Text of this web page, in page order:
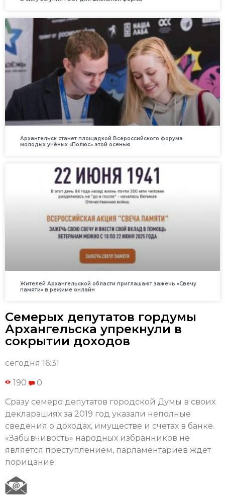
Архангельск станет площадкой Всероссийского форума
молодых учёных «Полюс» этой осенью
Жителей Архангельской области приглашают зажечь «Свечу
памяти» в режиме онлайн
Семерых депутатов гордумы
Архангельска упрекнули в
сокрытии доходов
сегодня 16:31
190 0
Сразу семеро депутатов городской Думы в своих
декларациях за 2019 год указали неполные
сведения о доходах, имуществе и счетах в банке.
«Забывчивость» народных избранников не
является преступлением, парламентариев ждет
порицание.